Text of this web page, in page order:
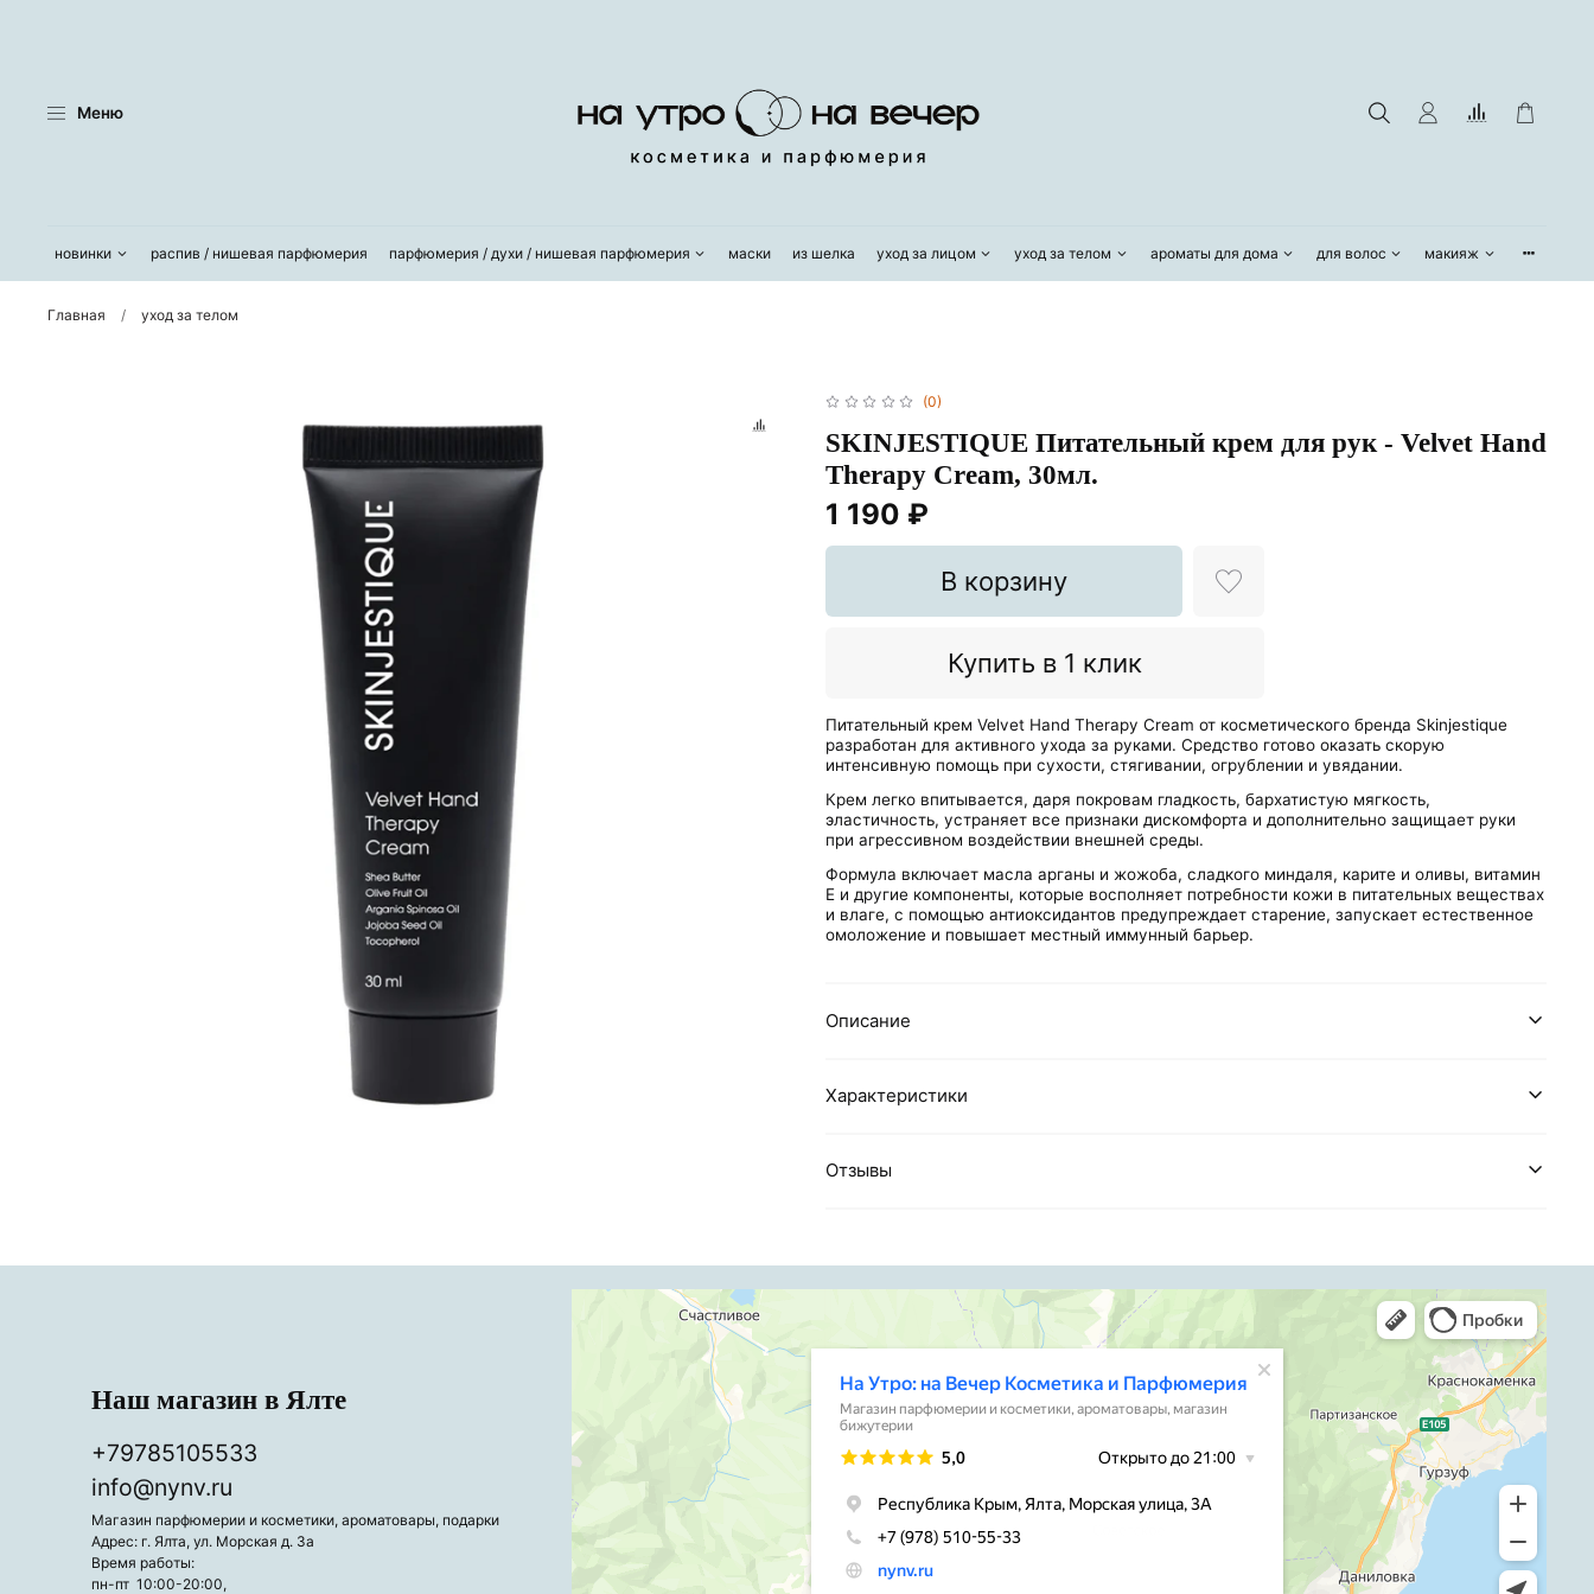
Меню
новинки распив / нишевая парфюмерия парфюмерия / духи / нишевая парфюмерия маски из шелка уход за лицом уход за телом ароматы для дома для волос макияж
Главная уход за телом
(0)
SKINJESTIQUE Питательный крем для рук - Velvet Hand
Therapy Cream, 30мл.
1 190 ₽
В корзину
Купить в 1 клик
Питательный крем Velvet Hand Therapy Cream от косметического бренда Skinjestique
разработан для активного ухода за руками. Средство готово оказать скорую
интенсивную помощь при сухости, стягивании, огрублении и увядании.
Крем легко впитывается, даря покровам гладкость, бархатистую мягкость,
эластичность, устраняет все признаки дискомфорта и дополнительно защищает руки
при агрессивном воздействии внешней среды.
Формула включает масла арганы и жожоба, сладкого миндаля, карите и оливы, витамин
Е и другие компоненты, которые восполняет потребности кожи в питательных веществах
и влаге, с помощью антиоксидантов предупреждает старение, запускает естественное
омоложение и повышает местный иммунный барьер.
Описание
Характеристики
Отзывы
Наш магазин в Ялте
+79785105533
info@nynv.ru
Магазин парфюмерии и косметики, ароматовары, подарки
Адрес: г. Ялта, ул. Морская д. 3а
Время работы:
пн-пт 10:00-20:00,